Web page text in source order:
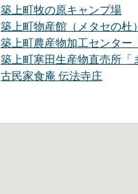
築上町牧の原キャンプ場
築上町物産館（メタセの杜）
築上町農産物加工センター
築上町寒田生産物直売所「
古民家食庵 伝法寺庄